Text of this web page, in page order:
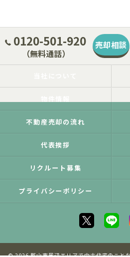
0120-501-920
（無料通話）
売却相談
不動産売却の流れ
代表挨拶
リクルート募集
プライバシーポリシー
© 2026 郡山市周辺エリアで中古住宅のこと